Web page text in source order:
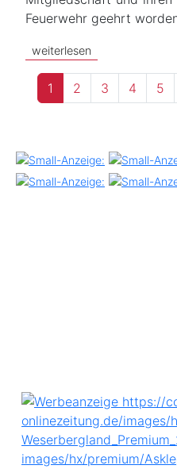
Feuerwehr geehrt
weiterlesen
1 2 3 4 5